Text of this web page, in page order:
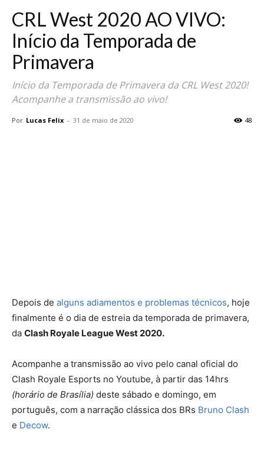
CRL West 2020 AO VIVO:
Início da Temporada de
Primavera
Início da Temporada de Primavera da CRL West 2020!
Acompanhe a transmissão ao vivo!
Por Lucas Felix - 31 de maio de 2020 48
Depois de alguns adiamentos e problemas técnicos, hoje
finalmente é o dia de estreia da temporada de primavera,
da Clash Royale League West 2020.
Acompanhe a transmissão ao vivo pelo canal oficial do
Clash Royale Esports no Youtube, à partir das 14hrs
(horário de Brasília) deste sábado e domingo, em
português, com a narração clássica dos BRs Bruno Clash
e Decow.